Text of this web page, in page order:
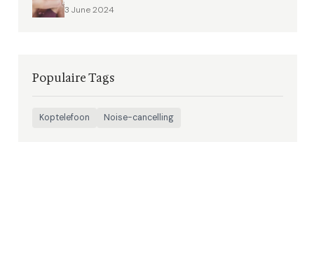
3 June 2024
Populaire Tags
Koptelefoon Noise-cancelling